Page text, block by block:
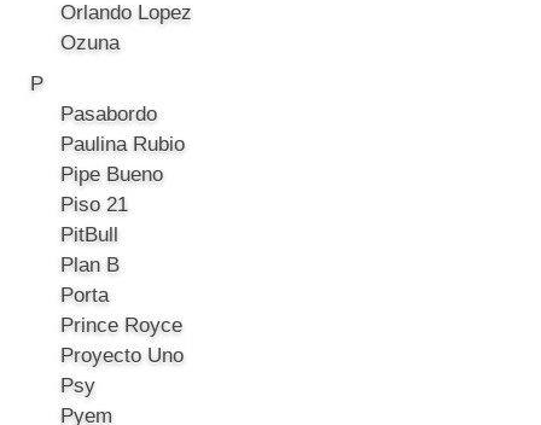
Orlando Lopez
Ozuna
P
Pasabordo
Paulina Rubio
Pipe Bueno
Piso 21
PitBull
Plan B
Porta
Prince Royce
Proyecto Uno
Psy
Pyem